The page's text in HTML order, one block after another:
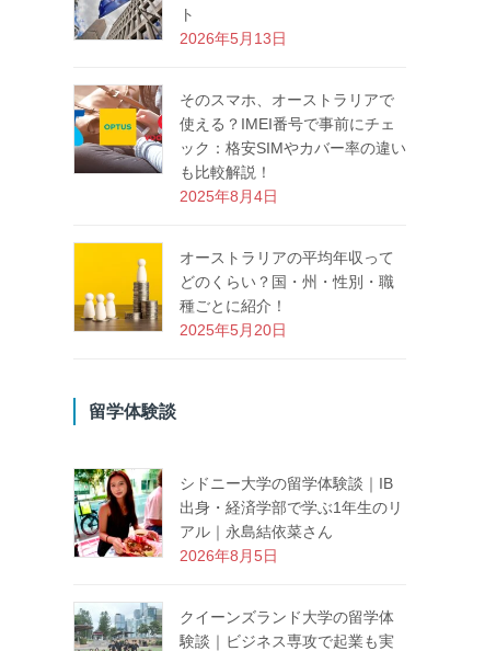
ト
2026年5月13日
そのスマホ、オーストラリアで
使える？IMEI番号で事前にチェ
ック：格安SIMやカバー率の違い
も比較解説！
2025年8月4日
オーストラリアの平均年収って
どのくらい？国・州・性別・職
種ごとに紹介！
2025年5月20日
留学体験談
シドニー大学の留学体験談｜IB
出身・経済学部で学ぶ1年生のリ
アル｜永島結依菜さん
2026年8月5日
クイーンズランド大学の留学体
験談｜ビジネス専攻で起業も実